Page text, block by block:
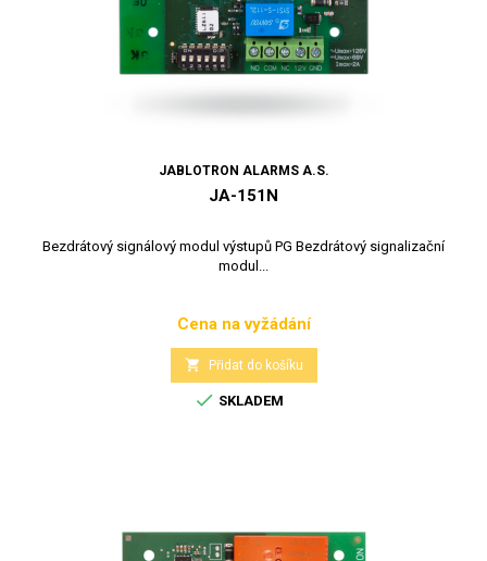
JABLOTRON ALARMS A.S.
JA-151N
Bezdrátový signálový modul výstupů PG Bezdrátový signalizační
modul...
Cena
Cena na vyžádání
 Přidat do košíku
 SKLADEM